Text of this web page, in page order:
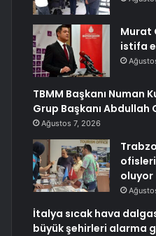
Murat
istifa
TBMM Başkanı Numan
Grup Başkanı Abdullah
Ağustos 7, 2026
oluyor
İtalya sıcak hava
büyük şehirleri alarma